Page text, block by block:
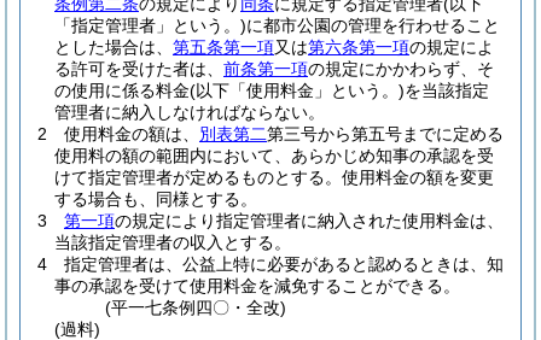
「指定管理者」という。)に都市公園の管理を行わせること
とした場合は、 第五条第一項又は第六条第一項の規定によ
る許可を受けた者は、 前条第一項の規定にかかわらず、そ
の使用に係る料金(以下「使用料金」という。)を当該指定
管理者に納入しなければならない。
2
使用料金の額は、 別表第二第三号から第五号までに定める
使用料の額の範囲内において、あらかじめ知事の承認を受
けて指定管理者が定めるものとする。 使用料金の額を変更
する場合も、同様とする。
3
第一項の規定により指定管理者に納入された使用料金は、
当該指定管理者の収入とする。
4
指定管理者は、公益上特に必要があると認めるときは、知
事の承認を受けて使用料金を減免することができる。
(平一七条例四〇・全改)
(過料)